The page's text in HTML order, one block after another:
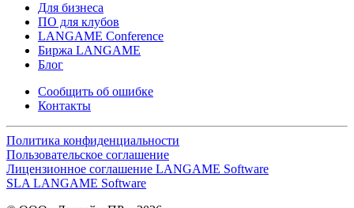
Для бизнеса
ПО для клубов
LANGAME Conference
Биржа LANGAME
Блог
Сообщить об ошибке
Контакты
Политика конфиденциальности
Пользовательское соглашение
Лицензионное соглашение LANGAME Software
SLA LANGAME Software